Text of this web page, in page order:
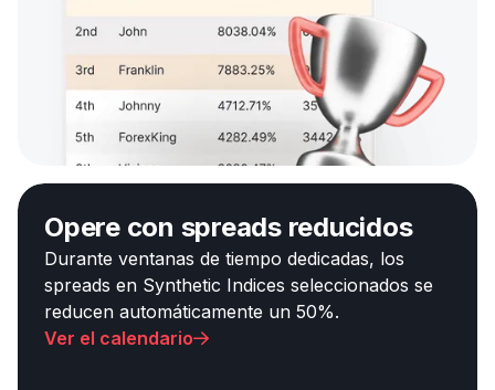
Opere con spreads reducidos
Durante ventanas de tiempo dedicadas, los
spreads en Synthetic Indices seleccionados se
reducen automáticamente un 50%.
Ver el calendario